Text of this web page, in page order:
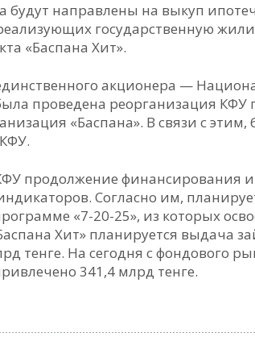
будут направлены на выкуп
государственную
«Баспана Хит».
акционера —
проведена реорганизация
«Баспана». В связи с
продолжение финансирования
Согласно им,
«7-20-25», из которых
Хит» планируется выдача
тенге. На сегодня с фондового
341,4 млрд тенге.